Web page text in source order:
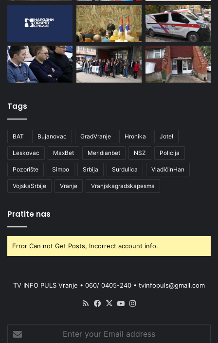
Tags
BAT Bujanovac GradVranje Hronika Jotel
Leskovac MaxBet Meridianbet NSZ Policija
Pozorište Simpo Srbija Surdulica VladičinHan
VojskaSrbije Vranje Vranjskagradskapesma
Pratite nas
Error Can not Get Posts, Incorrect account info.
TV INFO PULS Vranje • 060/ 0405-240 • tvinfopuls@gmail.com
RSS Facebook
X YouTube
your